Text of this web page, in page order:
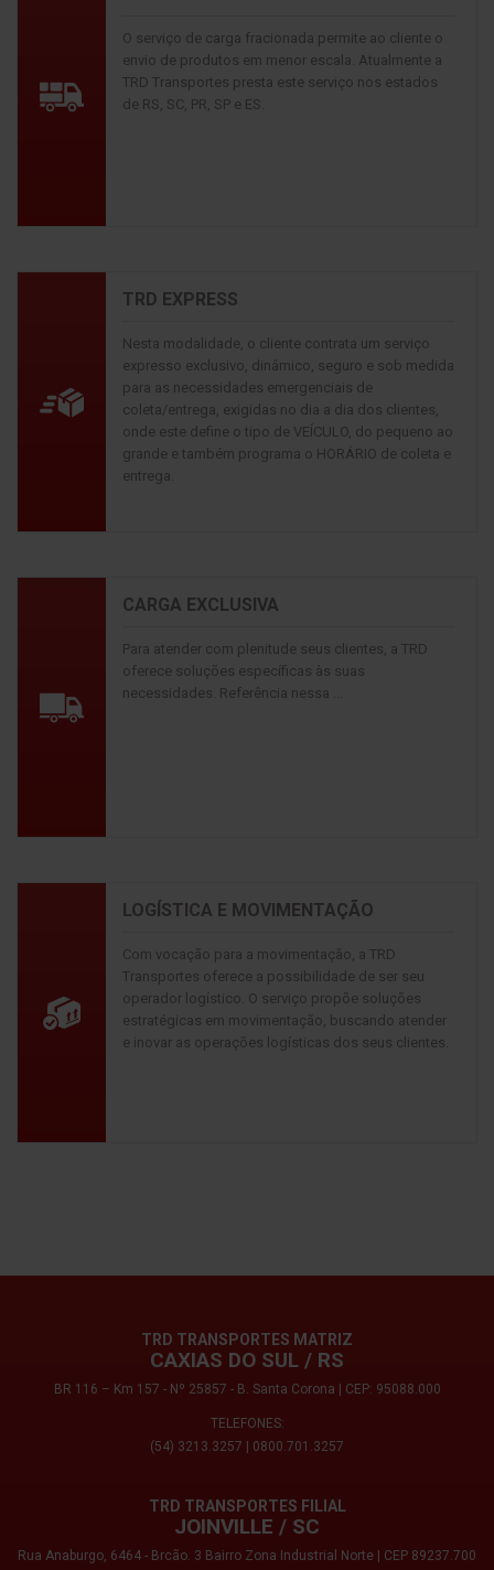
O serviço de carga fracionada permite ao cliente o
envio de produtos em menor escala. Atualmente a
TRD Transportes presta este serviço nos estados
de RS, SC, PR, SP e ES.
TRD EXPRESS
Nesta modalidade, o cliente contrata um serviço
expresso exclusivo, dinâmico, seguro e sob medida
para as necessidades emergenciais de
coleta/entrega, exigidas no dia a dia dos clientes,
onde este define o tipo de VEÍCULO, do pequeno ao
grande e também programa o HORÁRIO de coleta e
entrega.
CARGA EXCLUSIVA
Para atender com plenitude seus clientes, a TRD
oferece soluções específicas às suas
necessidades. Referência nessa ...
LOGÍSTICA E MOVIMENTAÇÃO
Com vocação para a movimentação, a TRD
Transportes oferece a possibilidade de ser seu
operador logístico. O serviço propõe soluções
estratégicas em movimentação, buscando atender
e inovar as operações logísticas dos seus clientes.
TRD TRANSPORTES MATRIZ
CAXIAS DO SUL / RS
BR 116 – Km 157 - Nº 25857 - B. Santa Corona | CEP: 95088.000
TELEFONES:
(54) 3213.3257
0800.701.3257
TRD TRANSPORTES FILIAL
JOINVILLE / SC
Rua Anaburgo, 6464 - Brcão. 3 Bairro Zona Industrial Norte | CEP 89237.700